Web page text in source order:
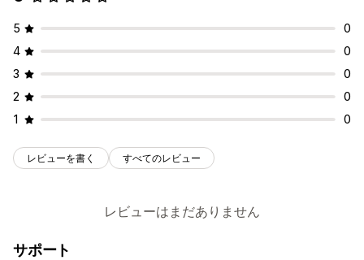
5
0
4
0
3
0
2
0
1
0
レビューを書く すべてのレビュー
レビューはまだありません
サポート